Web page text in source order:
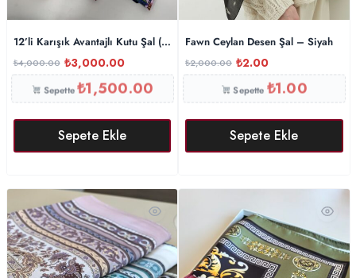
12’li Karışık Avantajlı Kutu Şal ( sadece 10 kişiye )
₺4,000.00 ₺3,000.00
Sepette₺1,500.00
Sepete Ekle
Fawn Ceylan Desen Şal – Siyah
₺2,000.00 ₺2.00
Sepette ₺1.00
Sepete Ekle